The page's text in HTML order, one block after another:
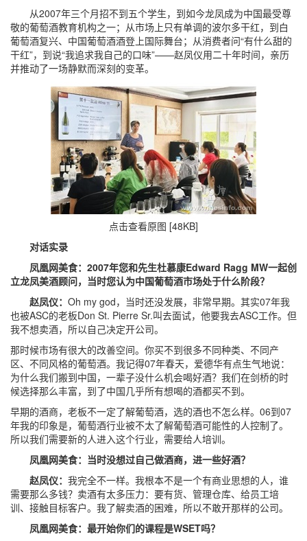
从2007年三个月招不到五个学生，到如今龙凤成为中国最受尊
敬的葡萄酒教育机构之一；从市场上只有单调的波尔多干红，到白
葡萄酒复兴、中国葡萄酒酒登上国际舞台；从消费者问“有什么甜的
干红”，到说“我追求我自己的口味”——赵凤仪用二十年时间，亲历
并推动了一场静默而深刻的变革。
点击查看原图 [48KB]
对话实录
凤凰网美食：2007年您和先生杜慕康Edward Ragg MW一起创
立龙凤美酒顾问，当时您认为中国葡萄酒市场处于什么阶段？
赵凤仪： Oh my god，当时还没发展，非常早期。其实07年我
也被ASC的老板Don St. Pierre Sr.叫去面试，他要我去ASC工作。但
我不想卖酒，所以自己决定开公司。
那时候市场有很大的改善空间。你买不到很多不同种类、不同产
区、不同风格的葡萄酒。我记得07年春天，爱德华有点生气地说：
为什么我们搬到中国，一辈子没什么机会喝好酒？我们在剑桥的时
候选择那么丰富，到了中国几乎所有想喝的酒都买不到。
早期的酒商，老板不一定了解葡萄酒，选的酒也不怎么样。06到07
年我的印象是，葡萄酒行业被不太了解葡萄酒可能性的人控制了。
所以我们需要新的人进入这个行业，需要给人培训。
凤凰网美食：当时没想过自己做酒商，进一些好酒？
赵凤仪： 我完全不一样。我根本不是一个有商业思想的人，谁
需要那么多钱？卖酒有太多压力：要有货、管理仓库、给员工培
训、接触目标客户。我了解卖酒的困难，所以不敢开那样的公司。
凤凰网美食：最开始你们的课程是WSET吗？